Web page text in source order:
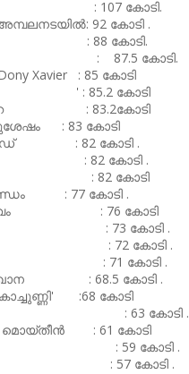
107 കോടി.
92 കോടി .
: 88 കോടി.
87.5 കോടി.
Xavier : 85 കോടി
' : 85.2 കോടി
: 83.2കോടി
: 83 കോടി
: 82 കോടി .
: 82 കോടി .
: 82 കോടി
: 77 കോടി .
: 76 കോടി
: 73 കോടി .
: 72 കോടി .
: 71 കോടി .
: 68.5 കോടി .
:68 കോടി
: 63 കോടി .
മൊയ്തീൻ : 61 കോടി
: 59 കോടി .
: 57 കോടി .